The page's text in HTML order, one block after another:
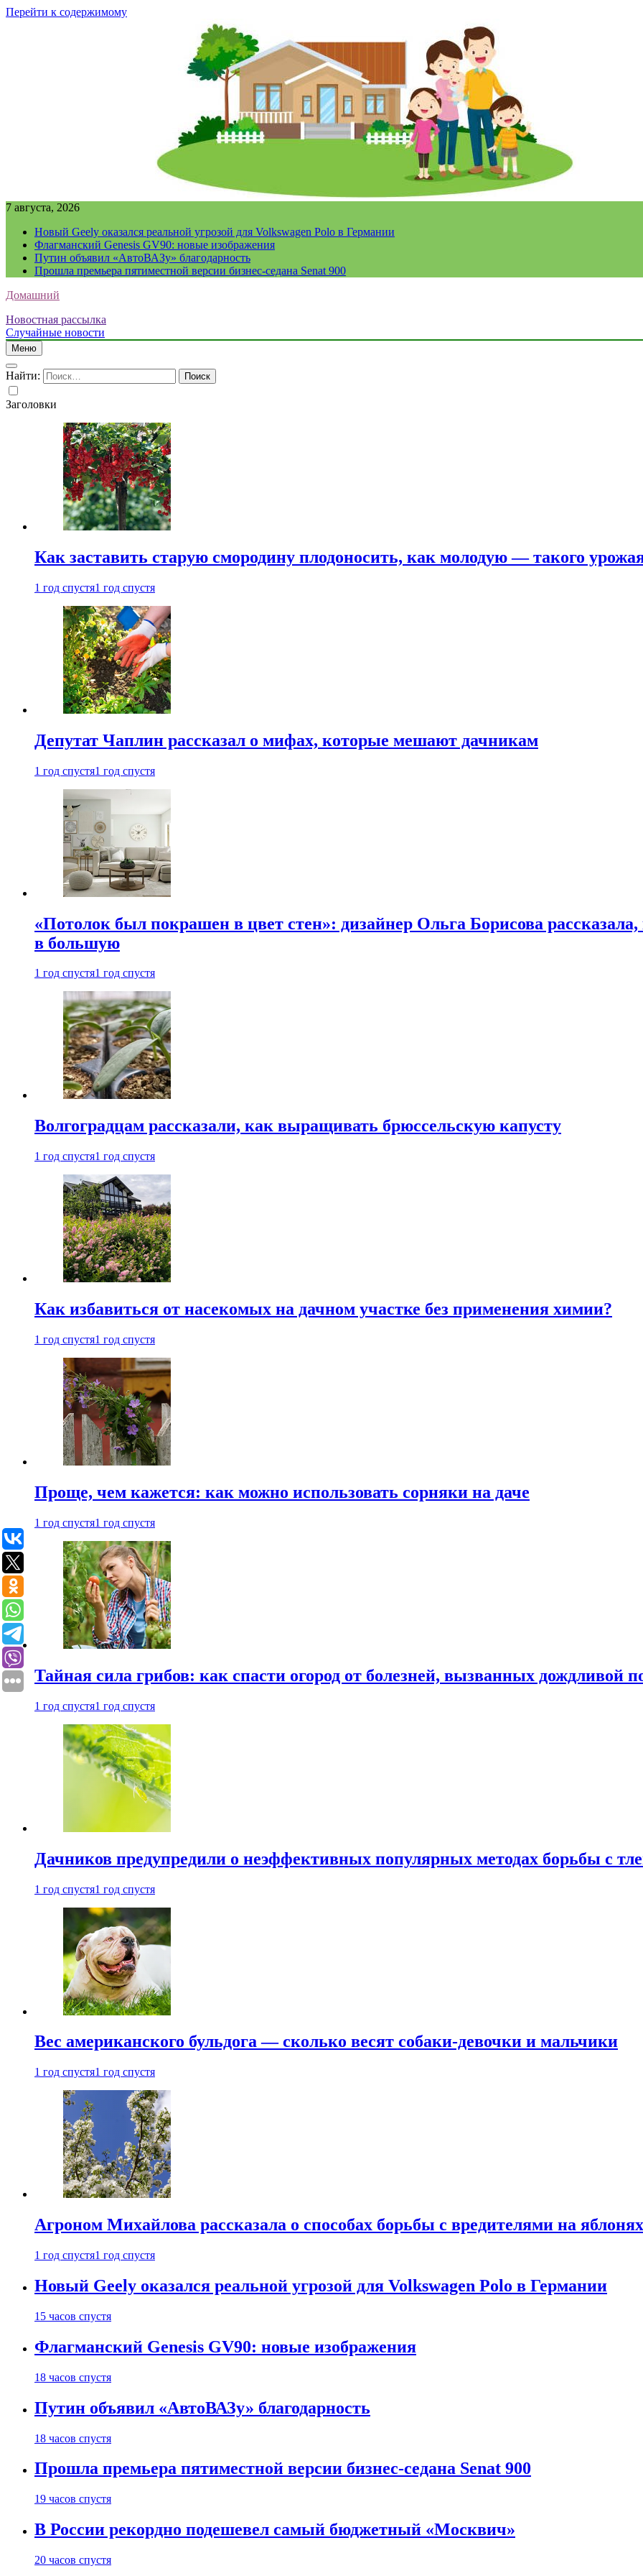
Перейти к содержимому
7 августа, 2026
Новый Geely оказался реальной угрозой для Volkswagen Polo в Германии
Флагманский Genesis GV90: новые изображения
Путин объявил «АвтоВАЗу» благодарность
Прошла премьера пятиместной версии бизнес-седана Senat 900
Домашний
Новостная рассылка
Случайные новости
Меню
Найти:
Заголовки
Как заставить старую смородину плодоносить, как молодую — такого
1 год спустя1 год спустя
Депутат Чаплин рассказал о мифах, которые мешают дачникам
1 год спустя1 год спустя
«Потолок был покрашен в цвет стен»: дизайнер Ольга Борисова
в большую
1 год спустя1 год спустя
Волгоградцам рассказали, как выращивать брюссельскую капусту
1 год спустя1 год спустя
Как избавиться от насекомых на дачном участке без применения химии?
1 год спустя1 год спустя
Проще, чем кажется: как можно использовать сорняки на даче
1 год спустя1 год спустя
Тайная сила грибов: как спасти огород от болезней, вызванных дождливой
1 год спустя1 год спустя
Дачников предупредили о неэффективных популярных методах борьбы с
1 год спустя1 год спустя
Вес американского бульдога — сколько весят собаки-девочки и мальчики
1 год спустя1 год спустя
Агроном Михайлова рассказала о способах борьбы с вредителями на яблонях
1 год спустя1 год спустя
Новый Geely оказался реальной угрозой для Volkswagen Polo в Германии
15 часов спустя
Флагманский Genesis GV90: новые изображения
18 часов спустя
Путин объявил «АвтоВАЗу» благодарность
18 часов спустя
Прошла премьера пятиместной версии бизнес-седана Senat 900
19 часов спустя
В России рекордно подешевел самый бюджетный «Москвич»
20 часов спустя